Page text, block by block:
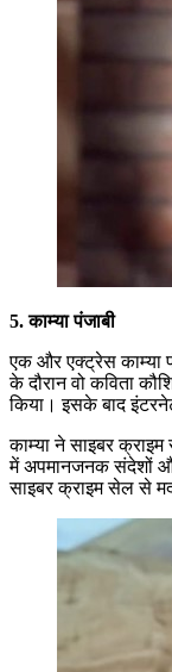
5. काम्या पंजाबी
एक और एक्ट्रेस काम्या
के दौरान वो कविता
किया। इसके बाद
काम्या ने साइबर
में अपमानजनक संदेशों और
साइबर क्राइम सेल से